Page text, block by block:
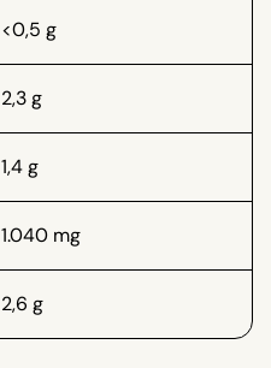
<0,5 g
2,3 g
1,4 g
1.040 mg
2,6 g